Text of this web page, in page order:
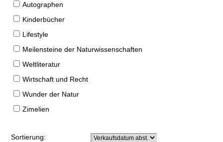
Autographen
Kinderbücher
Lifestyle
Meilensteine der Naturwissenschaften
Weltliteratur
Wirtschaft und Recht
Wunder der Natur
Zimelien
Sortierung: